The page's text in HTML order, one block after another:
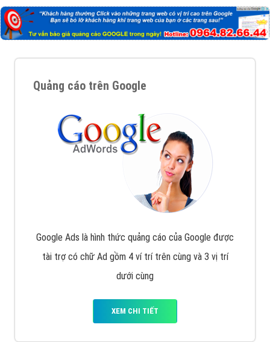
Quảng cáo trên Google
Google Ads là hình thức quảng cáo của Google được
tài trợ có chữ Ad gồm 4 ví trí trên cùng và 3 vị trí
dưới cùng
XEM CHI TIẾT